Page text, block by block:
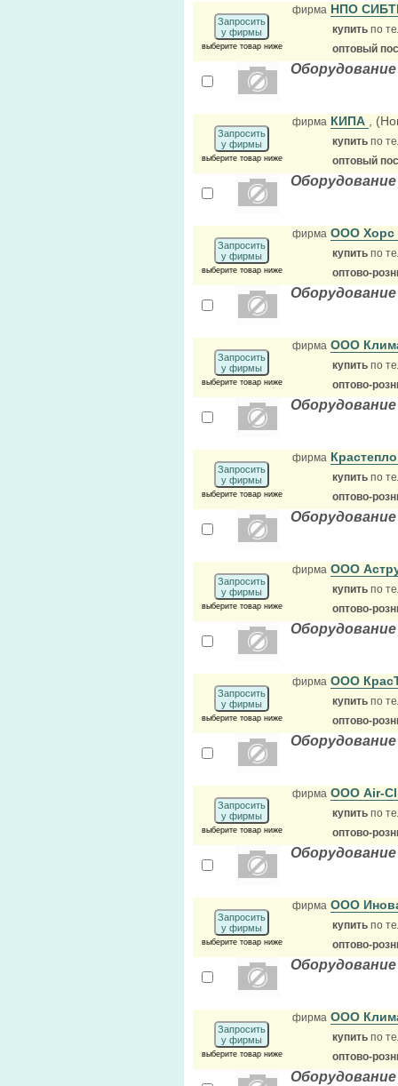
Запросить
у фирмы
выберите товар ниже
фирма НПО
купить по
оптовый
Запросить
у фирмы
выберите товар ниже
фирма КИПА ,
купить по
оптовый
Запросить
у фирмы
выберите товар ниже
фирма ООО Хорс
купить по
оптово-
Запросить
у фирмы
выберите товар ниже
фирма ООО
купить по
оптово-
Запросить
у фирмы
выберите товар ниже
фирма
купить по
оптово-
Запросить
у фирмы
выберите товар ниже
фирма ООО
купить по
оптово-
Запросить
у фирмы
выберите товар ниже
фирма ООО
купить по
оптово-
Запросить
у фирмы
выберите товар ниже
фирма ООО Air-
купить по
оптово-
Запросить
у фирмы
выберите товар ниже
фирма ООО
купить по
оптово-
Запросить
у фирмы
выберите товар ниже
фирма ООО
купить по
оптово-